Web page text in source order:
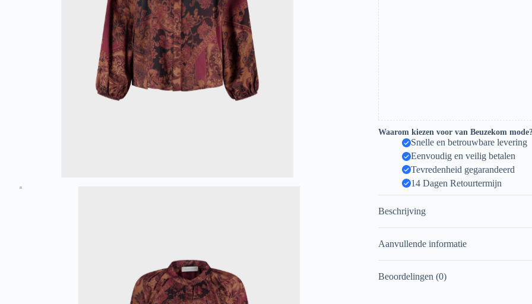
Waarom kiezen voor van Beuzekom
Snelle en betrouwbare levering
Eenvoudig en veilig betalen
Tevredenheid gegarandeerd
14 Dagen Retourtermijn
Beschrijving
Aanvullende informatie
Beoordelingen (0)